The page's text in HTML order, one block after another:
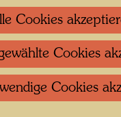
74)
Cookies
Cookies
Cookies